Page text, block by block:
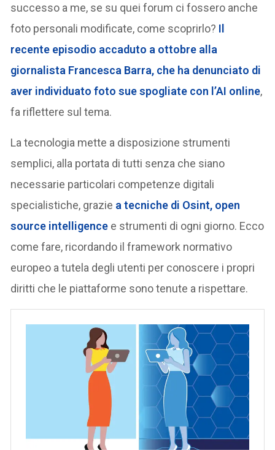
successo a me, se su quei forum ci fossero anche
foto personali modificate, come scoprirlo? Il
recente episodio accaduto a ottobre alla
giornalista Francesca Barra, che ha denunciato di
aver individuato foto sue spogliate con l’AI online,
fa riflettere sul tema.
La tecnologia mette a disposizione strumenti
semplici, alla portata di tutti senza che siano
necessarie particolari competenze digitali
specialistiche, grazie a tecniche di Osint, open
source intelligence e strumenti di ogni giorno. Ecco
come fare, ricordando il framework normativo
europeo a tutela degli utenti per conoscere i propri
diritti che le piattaforme sono tenute a rispettare.